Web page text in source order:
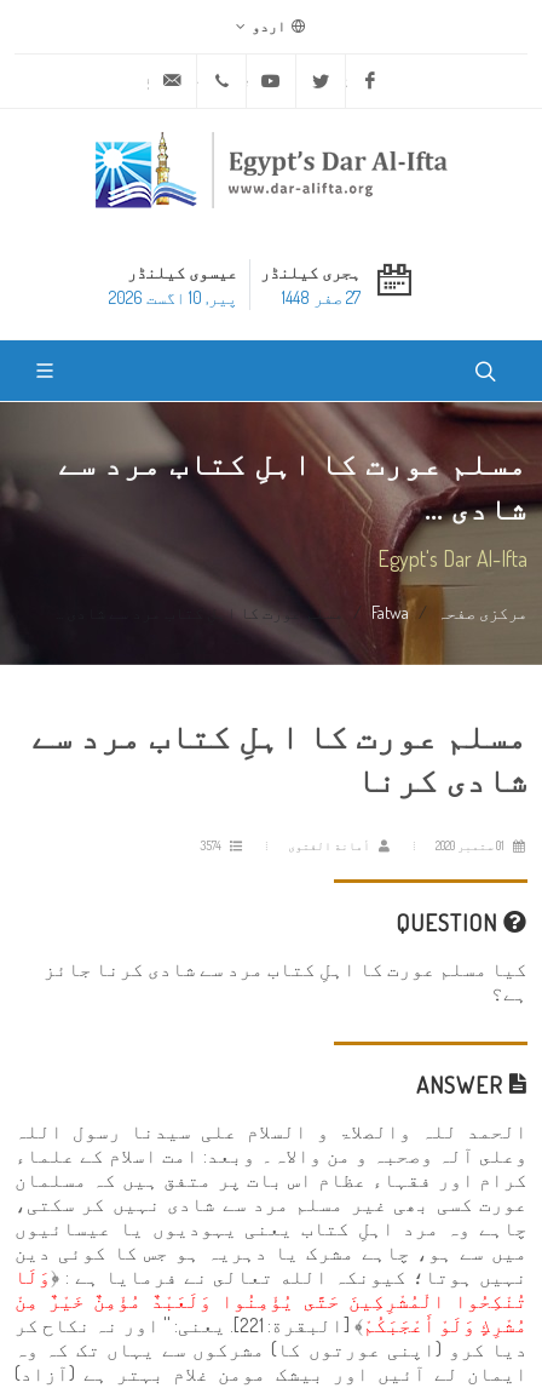
اردو
Facebook
Twitter
Youtube
ہجری کیلنڈر
27 صفر 1448
عیسوی کیلنڈر
پير, 10 اگست 2026
مسلم عورت کا اہلِ کتاب مرد سے
شادی ...
Egypt's Dar Al-Ifta
مرکزی صفحہ Fatwa مسلم عورت کا اہلِ کتاب مرد سے شادی ...
مسلم عورت کا اہلِ کتاب مرد سے
شادی کرنا
أمانة الفتوى
کیا مسلم عورت کا اہلِ کتاب مرد سے شادی کرنا جائز
ہے؟
الحمد للہ والصلاۃ و السلام علی سيدنا رسول اللہ
وعلى آلہ وصحبہ و من والاہ۔ وبعد: امت اسلام کے علماء
کرام اور فقہاء عظام اس بات پر متفق ہیں کہ مسلمان
عورت کسی بھی غیر مسلم مرد سے شادی نہیں کر سکتی،
چاہے وہ مرد اہلِ کتاب یعنی یہودیوں یا عیسائیوں
میں سے ہو، چاہے مشرک یا دہریہ ہو جس کا کوئی دین
نہیں ہوتا؛ کیونکہ الله تعالى نے فرمایا ہے : ﴿وَلَا
تُنْكِحُوا الْمُشْرِكِينَ حَتَّى يُؤْمِنُوا وَلَعَبْدٌ مُؤْمِنٌ خَيْرٌ مِنْ
مُشْرِكٍ وَلَوْ أَعْجَبَكُمْ
﴾ [البقرة: 221]. یعنی: '' اور نہ نکاح کر
دیا کرو (اپنی عورتوں کا) مشرکوں سے یہاں تک کہ وہ
ایمان لے آئیں اور بیشک مومن غلام بہتر ہے (آزاد)